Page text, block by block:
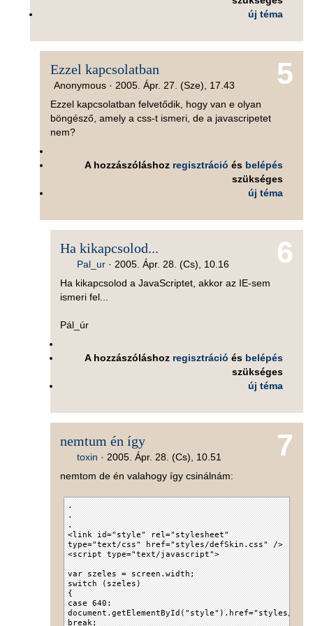
új téma
5
Ezzel kapcsolatban
Anonymous · 2005. Ápr. 27. (Sze), 17.43
Ezzel kapcsolatban felvetődik, hogy van e olyan
böngésző, amely a css-t ismeri, de a javascripetet
nem?
A hozzászóláshoz regisztráció és belépés
szükséges
új téma
6
Ha kikapcsolod...
Pal_ur· 2005. Ápr. 28. (Cs), 10.16
Ha kikapcsolod a JavaScriptet, akkor az IE-sem
ismeri fel...
Pál_úr
A hozzászóláshoz regisztráció és belépés
szükséges
új téma
7
nemtum én így
toxin · 2005. Ápr. 28. (Cs), 10.51
nemtom de én valahogy így csinálnám:
.
.
.
<link id="style" rel="stylesheet"
type="text/css" href="styles/defSkin.css" />
<script type="text/javascript">
var szeles = screen.width;
switch (szeles)
{
case 640:
document.getElementById("style").href="styles/
break;